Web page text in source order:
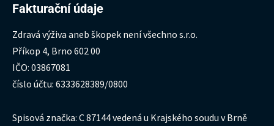
Fakturační údaje
Zdravá výživa aneb škopek není všechno s.r.o.
Příkop 4, Brno 602 00
IČO: 03867081
číslo účtu: 6333628389/0800
Spisová značka: C 87144 vedená u Krajského soudu v Brně